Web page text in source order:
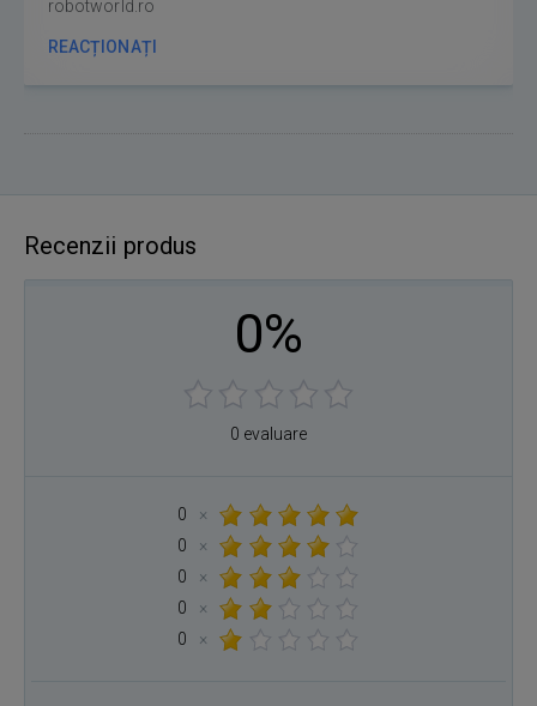
robotworld.ro
REACȚIONAȚI
Recenzii produs
0%
0 evaluare
0
×
0
×
0
×
0
×
0
×